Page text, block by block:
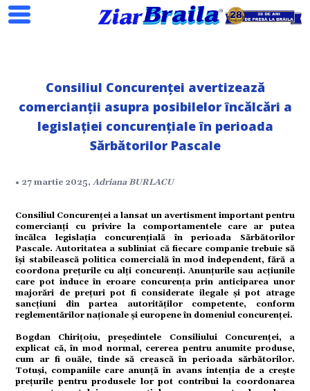
Consiliul Concurenței avertizează
comercianții asupra posibilelor încălcări a
legislației concurențiale în perioada
Sărbătorilor Pascale
• 27 martie 2025,Adriana BURLACU
Consiliul Concurenței a lansat un avertisment important pentru
comercianți cu privire la comportamentele care ar putea
încălca legislația concurențială în perioada Sărbătorilor
Pascale. Autoritatea a subliniat că fiecare companie trebuie să
își stabilească politica comercială în mod independent, fără a
coordona prețurile cu alți concurenți. Anunțurile sau acțiunile
care pot induce în eroare concurența prin anticiparea unor
majorări de prețuri pot fi considerate ilegale și pot atrage
sancțiuni din partea autorităților competente, conform
reglementărilor naționale și europene în domeniul concurenței.
Bogdan Chirițoiu, președintele Consiliului Concurenței, a
explicat că, în mod normal, cererea pentru anumite produse,
cum ar fi ouăle, tinde să crească în perioada sărbătorilor.
Totuși, companiile care anunță în avans intenția de a crește
prețurile pentru produsele lor pot contribui la coordonarea